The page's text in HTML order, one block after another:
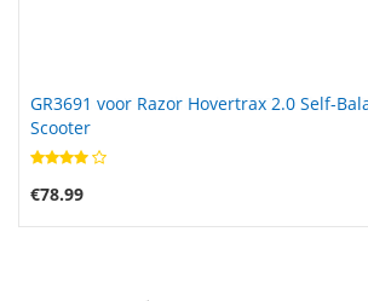
GR3691 voor Razor Hovertrax 2.0 Self-
Scooter
€78.99